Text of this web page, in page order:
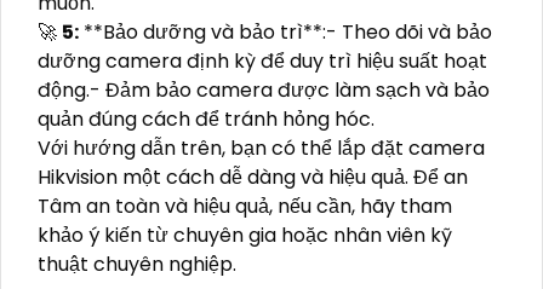
🚀 5: **Bảo dưỡng và bảo trì**:- Theo dõi và bảo
dưỡng camera định kỳ để duy trì hiệu suất hoạt
động.- Đảm bảo camera được làm sạch và bảo
quản đúng cách để tránh hỏng hóc.
Với hướng dẫn trên, bạn có thể lắp đặt camera
Hikvision một cách dễ dàng và hiệu quả. Để an
Tâm an toàn và hiệu quả, nếu cần, hãy tham
khảo ý kiến từ chuyên gia hoặc nhân viên kỹ
thuật chuyên nghiệp.